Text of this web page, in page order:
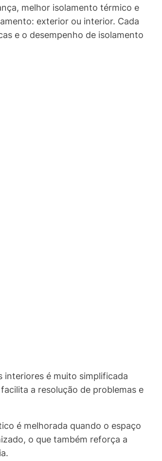
melhor isolamento térmico e
exterior ou interior. Cada
e o desempenho de isolamento
interiores é muito simplificada
a resolução de problemas e
é melhorada quando o espaço
o que também reforça a